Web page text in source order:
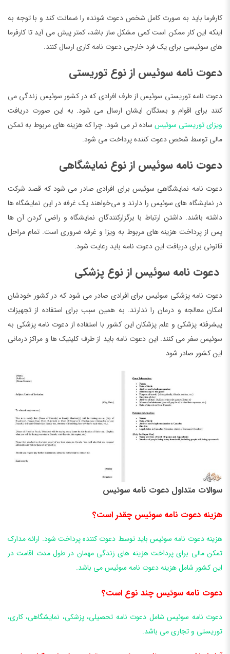
کارفرما باید به صورت کامل شخص دعوت شونده را ضمانت کند و با توجه به
اینکه این کار ممکن است کمی مشکل ساز باشد، کمتر پیش می ‌آید تا کارفرما
های سوئیسی برای یک فرد خارجی دعوت نامه کاری ارسال کنند.
دعوت نامه سوئیس از نوع توریستی
دعوت نامه توریستی سوئیس از طرف افرادی که در کشور سوئیس زندگی می
کنند برای اقوام و بستگان ایشان ارسال می‌ شود. به این صورت دریافت
ویزای توریستی سوئیس ساده تر می شود. چرا که هزینه های مربوط به تمکن
مالی توسط شخص دعوت کننده پرداخت می شود.
دعوت نامه سوئیس از نوع نمایشگاهی
دعوت نامه نمایشگاهی سوئیس برای افرادی صادر می‌ شود که قصد شرکت
در نمایشگاه های سوئیس را دارند و می‌خواهند یک غرفه در این نمایشگاه ها
داشته باشند. داشتن ارتباط با برگزارکنندگان نمایشگاه و راضی کردن آن ها
پس از پرداخت هزینه های مربوط به ویزا و غرفه ضروری است. تمام مراحل
قانونی برای دریافت این دعوت نامه باید رعایت شود.
دعوت نامه سوئیس از نوع پزشکی
دعوت نامه پزشکی سوئیس برای افرادی صادر می‌ شود که در کشور خودشان
امکان معالجه و درمان را ندارند. به همین سبب برای استفاده از تجهیزات
پیشرفته پزشکی و علم پزشکان این کشور با استفاده از دعوت نامه پزشکی به
سوئیس سفر می کنند. این دعوت نامه باید از طرف کلینیک ها و مراکز درمانی
این کشور صادر شود
سوالات متداول دعوت نامه سوئیس
هزینه دعوت نامه سوئیس چقدر است؟
هزینه دعوت نامه سوئیس باید توسط دعوت کننده پرداخت شود. ارائه مدارک
تمکن مالی برای پرداخت هزینه های زندگی مهمان در طول مدت اقامت در
این کشور شامل هزینه دعوت نامه سوئیس می باشد.
دعوت نامه سوئیس چند نوع است؟
دعوت نامه سوئیس شامل دعوت نامه تحصیلی، پزشکی، نمایشگاهی، کاری،
توریستی و تجاری می باشد.